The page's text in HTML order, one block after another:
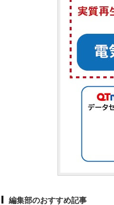
編集部のおすすめ記事